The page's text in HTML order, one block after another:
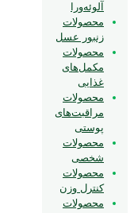
آلوئه‌ورا
محصولات
زنبور عسل
محصولات
مکمل‌های
غذایی
محصولات
مراقبت‌های
پوستی
محصولات
شخصی
محصولات
کنترل وزن
محصولات